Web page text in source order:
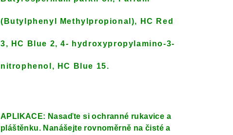
(Butylphenyl Methylpropional), HC Red
3, HC Blue 2, 4- hydroxypropylamino-3-
nitrophenol, HC Blue 15.
APLIKACE: Nasaďte si ochranné rukavice a
pláštěnku. Nanášejte rovnoměrně na čisté a